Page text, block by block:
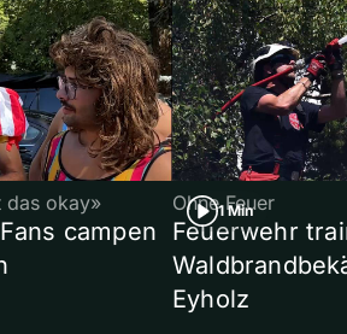
das okay»
campen
1 Min
Ohne Feuer
Feuerwehr
Eyholz